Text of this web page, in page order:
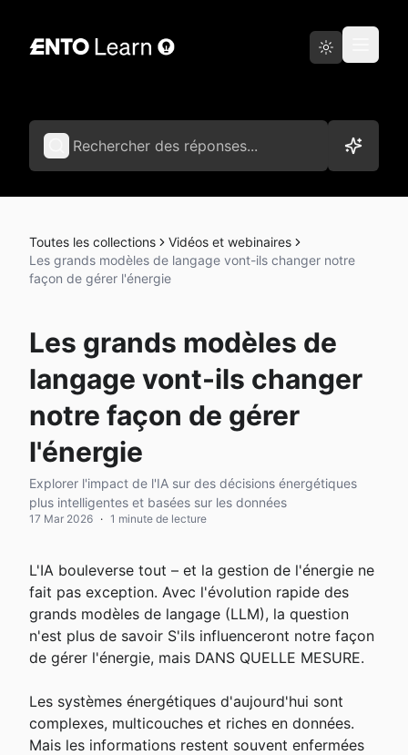
Français
Toutes les collections
Vidéos et webinaires
Les grands modèles de langage vont-ils changer notre
façon de gérer l'énergie
Les grands modèles de
langage vont-ils changer
notre façon de gérer
l'énergie
Explorer l'impact de l'IA sur des décisions énergétiques
plus intelligentes et basées sur les données
17 Mar 2026 · 1 minute de lecture
L'IA bouleverse tout – et la gestion de l'énergie ne
fait pas exception. Avec l'évolution rapide des
grands modèles de langage (LLM), la question
n'est plus de savoir S'ils influenceront notre façon
de gérer l'énergie, mais DANS QUELLE MESURE.
Les systèmes énergétiques d'aujourd'hui sont
complexes, multicouches et riches en données.
Mais les informations restent souvent enfermées